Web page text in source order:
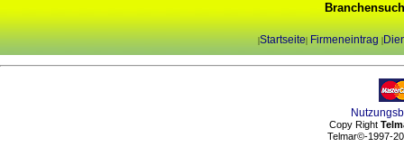
|Startseite| Firmeneintrag |
Copy Right
Telmar©-1997-